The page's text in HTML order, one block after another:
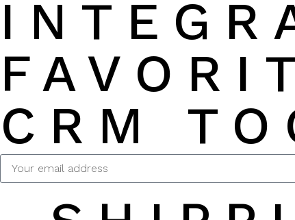
CRM